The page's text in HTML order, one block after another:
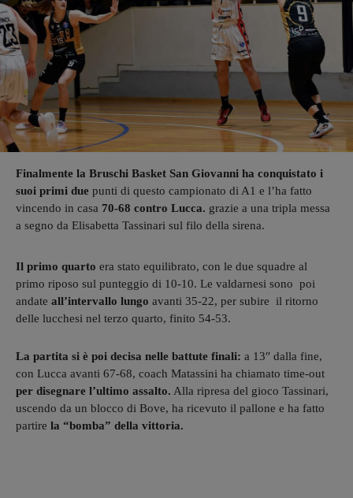
Finalmente la Bruschi Basket San Giovanni ha conquistato i
suoi primi due punti di questo campionato di A1 e l’ha fatto
vincendo in casa 70-68 contro Lucca. grazie a una tripla messa
a segno da Elisabetta Tassinari sul filo della sirena.
Il primo quarto era stato equilibrato, con le due squadre al
primo riposo sul punteggio di 10-10. Le valdarnesi sono poi
andate all’intervallo lungo avanti 35-22, per subire il ritorno
delle lucchesi nel terzo quarto, finito 54-53.
La partita si è poi decisa nelle battute finali: a 13″ dalla fine,
con Lucca avanti 67-68, coach Matassini ha chiamato time-out
per disegnare l’ultimo assalto. Alla ripresa del gioco Tassinari,
uscendo da un blocco di Bove, ha ricevuto il pallone e ha fatto
partire la “bomba” della vittoria.